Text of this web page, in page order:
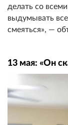
делать со
выдумывать
смеяться», —
13 мая: «Он